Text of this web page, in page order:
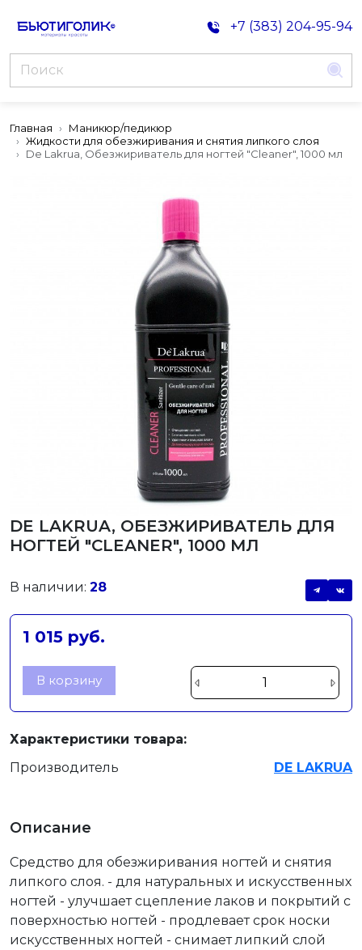
+7 (383) 204-95-94
Главная
Маникюр/педикюр
Жидкости для обезжиривания и снятия липкого слоя
De Lakrua, Обезжириватель для ногтей "Cleaner", 1000 мл
DE LAKRUA, ОБЕЗЖИРИВАТЕЛЬ ДЛЯ
НОГТЕЙ "CLEANER", 1000 МЛ
В наличии: 28
1 015 руб.
В корзину
Характеристики товара:
Производитель
DE LAKRUA
Описание
Средство для обезжиривания ногтей и снятия
липкого слоя. - для натуральных и искусственных
ногтей - улучшает сцепление лаков и покрытий с
поверхностью ногтей - продлевает срок носки
искусственных ногтей - снимает липкий слой